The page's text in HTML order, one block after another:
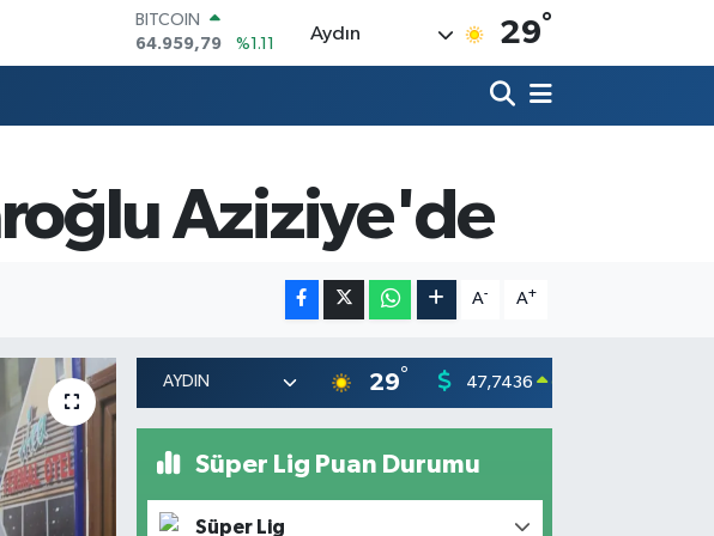
DOLAR
47,7436
%0.18
6660.55
%0.03
BİST100
13.779
%-14
Aydın 29°
Aziziye'de
A- A+
29° 47,7436 0.18
Süper Lig Puan Durumu
Süper Lig